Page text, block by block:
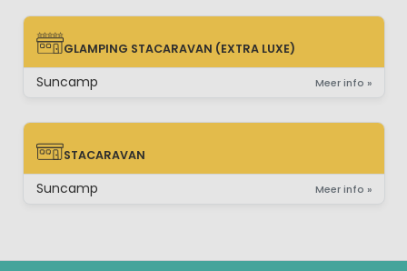
GLAMPING STACARAVAN (EXTRA LUXE)
GLAMPING STACARAVAN (EXTRA LUXE)
Suncamp Meer info »
STACARAVAN
STACARAVAN
Suncamp Meer info »